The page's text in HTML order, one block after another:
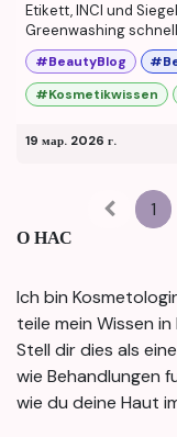
Etikett, INCI und
Greenwashing
#BeautyBlog
#Kosmetikwissen
19 мар. 2026 г.
1
О НАС
Ich bin
teile mein Wissen
Stell dir dies als
wie Behandlungen
wie du deine Haut